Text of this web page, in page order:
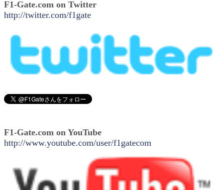
F1-Gate.com on Twitter
http://twitter.com/f1gate
F1-Gate.com on YouTube
http://www.youtube.com/user/f1gatecom